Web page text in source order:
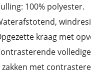
100% polyester.
kraag met
zakken met